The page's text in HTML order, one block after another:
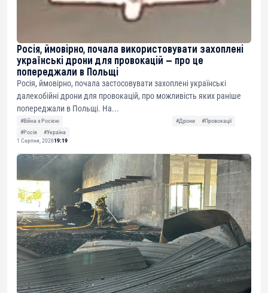
Росія, ймовірно, почала використовувати захоплені
українські дрони для провокацій — про це
попереджали в Польщі
Росія, ймовірно, почала застосовувати захоплені українські
далекобійні дрони для провокацій, про можливість яких раніше
попереджали в Польщі. На...
#Війна з Росією #Дрони
#Провокації
#Росія
#Україна
1 Серпня, 202619:19